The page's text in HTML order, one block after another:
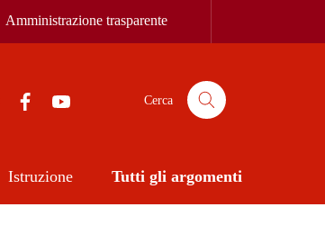
Amministrazione trasparente
Facebook Cerca
Istruzione Tutti gli argomenti